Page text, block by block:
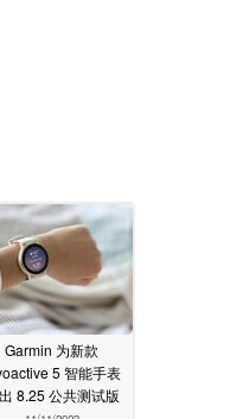
Garmin 为新款
5 智能手表
8.25 公共测试版